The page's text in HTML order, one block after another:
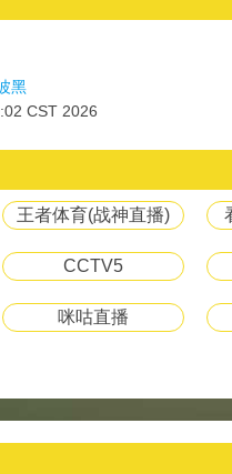
黑
CST 2026
王者体育(战神直播)
CCTV5
咪咕直播